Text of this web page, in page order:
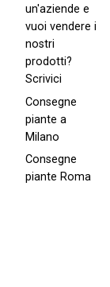
un'aziende e
vuoi vendere i
nostri
prodotti?
Scrivici
Consegne
piante a
Milano
Consegne
piante Roma